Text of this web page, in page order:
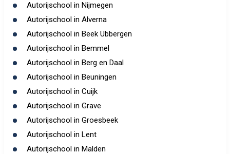
Autorijschool in Nijmegen
Autorijschool in Alverna
Autorijschool in Beek Ubbergen
Autorijschool in Bemmel
Autorijschool in Berg en Daal
Autorijschool in Beuningen
Autorijschool in Cuijk
Autorijschool in Grave
Autorijschool in Groesbeek
Autorijschool in Lent
Autorijschool in Malden